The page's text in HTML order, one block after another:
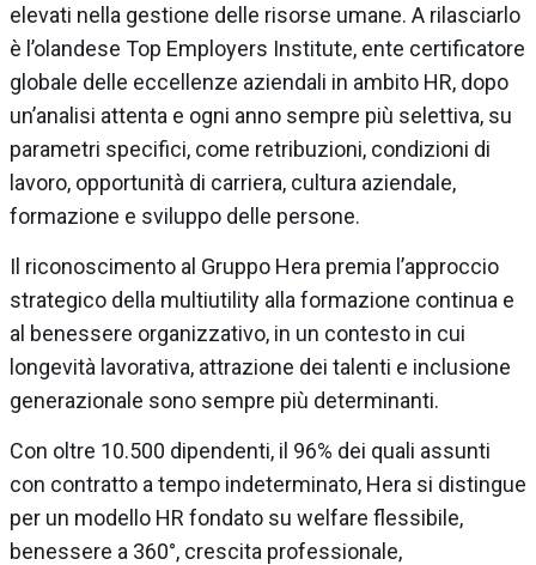
elevati nella gestione delle risorse umane. A rilasciarlo
è l’olandese Top Employers Institute, ente certificatore
globale delle eccellenze aziendali in ambito HR, dopo
un’analisi attenta e ogni anno sempre più selettiva, su
parametri specifici, come retribuzioni, condizioni di
lavoro, opportunità di carriera, cultura aziendale,
formazione e sviluppo delle persone.
Il riconoscimento al Gruppo Hera premia l’approccio
strategico della multiutility alla formazione continua e
al benessere organizzativo, in un contesto in cui
longevità lavorativa, attrazione dei talenti e inclusione
generazionale sono sempre più determinanti.
Con oltre 10.500 dipendenti, il 96% dei quali assunti
con contratto a tempo indeterminato, Hera si distingue
per un modello HR fondato su welfare flessibile,
benessere a 360°, crescita professionale,